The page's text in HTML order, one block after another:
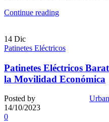
Continue reading
14 Dic
Patinetes Eléctricos
Patinetes Eléctricos
la Movilidad Económica
Posted by
14/10/2023
0